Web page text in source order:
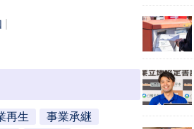
再生
事業承継